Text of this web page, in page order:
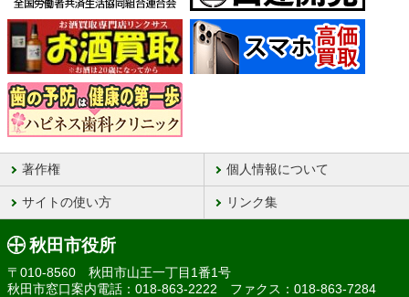
著作権 個人情報について
サイトの使い方 リンク集
秋田市役所
〒010-8560 秋田市山王一丁目1番1号
秋田市窓口案内電話：018-863-2222 ファクス：018-863-7284